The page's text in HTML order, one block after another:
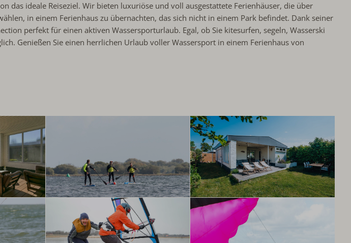
das ideale Reiseziel. Wir bieten luxuriöse und voll ausgestattete Ferienhäuser, die über
in einem Ferienhaus zu übernachten, das sich nicht in einem Park befindet. Dank seiner
perfekt für einen aktiven Wassersporturlaub. Egal, ob Sie kitesurfen, segeln, Wasserski
Genießen Sie einen herrlichen Urlaub voller Wassersport in einem Ferienhaus von